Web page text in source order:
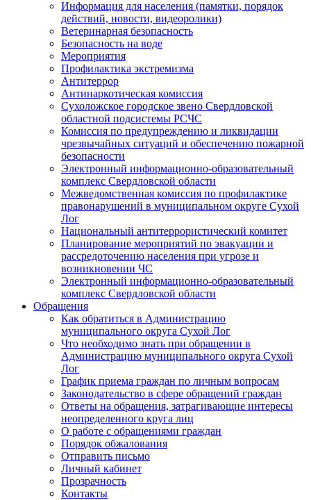
Информация для населения (памятки, порядок
действий, новости, видеоролики)
Ветеринарная безопасность
Безопасность на воде
Мероприятия
Профилактика экстремизма
Антитеррор
Антинаркотическая комиссия
Сухоложское городское звено Свердловской
областной подсистемы РСЧС
Комиссия по предупреждению и ликвидации
чрезвычайных ситуаций и обеспечению пожарной
безопасности
Электронный информационно-образовательный
комплекс Cвердловской области
Межведомственная комиссия по профилактике
правонарушений в муниципальном округе Сухой
Лог
Национальный антитеррористический комитет
Планирование мероприятий по эвакуации и
рассредоточению населения при угрозе и
возникновении ЧС
Электронный информационно-образовательный
комплекс Свердловской области
Обращения
Как обратиться в Администрацию
муниципального округа Сухой Лог
Что необходимо знать при обращении в
Администрацию муниципального округа Сухой
Лог
График приема граждан по личным вопросам
Законодательство в сфере обращений граждан
Ответы на обращения, затрагивающие интересы
неопределенного круга лиц
О работе с обращениями граждан
Порядок обжалования
Отправить письмо
Личный кабинет
Прозрачность
Контакты